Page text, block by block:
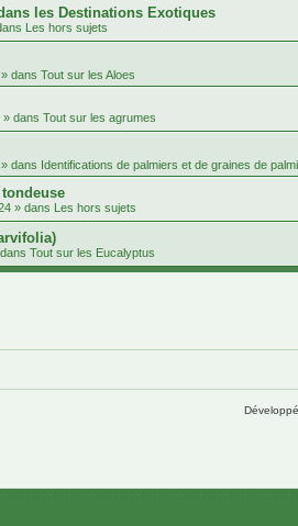
les Destinations Exotiques
Les hors sujets
» dans Tout sur les Aloes
» dans Tout sur les agrumes
» dans Identifications de palmiers et de graines de
» dans Les hors sujets
Tout sur les Eucalyptus